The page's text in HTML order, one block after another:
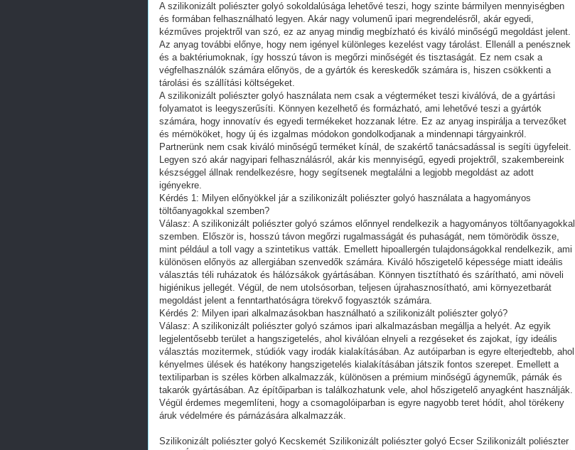
A szilikonizált poliészter golyó sokoldalúsága lehetővé teszi, hogy szinte bármilyen mennyiségben
és formában felhasználható legyen. Akár nagy volumenű ipari megrendelésről, akár egyedi,
kézműves projektről van szó, ez az anyag mindig megbízható és kiváló minőségű megoldást jelent.
Az anyag további előnye, hogy nem igényel különleges kezelést vagy tárolást. Ellenáll a penésznek
és a baktériumoknak, így hosszú távon is megőrzi minőségét és tisztaságát. Ez nem csak a
végfelhasználók számára előnyös, de a gyártók és kereskedők számára is, hiszen csökkenti a
tárolási és szállítási költségeket.
A szilikonizált poliészter golyó használata nem csak a végterméket teszi kiválóvá, de a gyártási
folyamatot is leegyszerűsíti. Könnyen kezelhető és formázható, ami lehetővé teszi a gyártók
számára, hogy innovatív és egyedi termékeket hozzanak létre. Ez az anyag inspirálja a tervezőket
és mérnököket, hogy új és izgalmas módokon gondolkodjanak a mindennapi tárgyainkról.
Partnerünk nem csak kiváló minőségű terméket kínál, de szakértő tanácsadással is segíti ügyfeleit.
Legyen szó akár nagyipari felhasználásról, akár kis mennyiségű, egyedi projektről, szakembereink
készséggel állnak rendelkezésre, hogy segítsenek megtalálni a legjobb megoldást az adott
igényekre.
Kérdés 1: Milyen előnyökkel jár a szilikonizált poliészter golyó használata a hagyományos
töltőanyagokkal szemben?
Válasz: A szilikonizált poliészter golyó számos előnnyel rendelkezik a hagyományos töltőanyagokkal
szemben. Először is, hosszú távon megőrzi rugalmasságát és puhaságát, nem tömörödik össze,
mint például a toll vagy a szintetikus vatták. Emellett hipoallergén tulajdonságokkal rendelkezik, ami
különösen előnyös az allergiában szenvedők számára. Kiváló hőszigetelő képessége miatt ideális
választás téli ruházatok és hálózsákok gyártásában. Könnyen tisztítható és szárítható, ami növeli
higiénikus jellegét. Végül, de nem utolsósorban, teljesen újrahasznosítható, ami környezetbarát
megoldást jelent a fenntarthatóságra törekvő fogyasztók számára.
Kérdés 2: Milyen ipari alkalmazásokban használható a szilikonizált poliészter golyó?
Válasz: A szilikonizált poliészter golyó számos ipari alkalmazásban megállja a helyét. Az egyik
legjelentősebb terület a hangszigetelés, ahol kiválóan elnyeli a rezgéseket és zajokat, így ideális
választás mozitermek, stúdiók vagy irodák kialakításában. Az autóiparban is egyre elterjedtebb, ahol
kényelmes ülések és hatékony hangszigetelés kialakításában játszik fontos szerepet. Emellett a
textiliparban is széles körben alkalmazzák, különösen a prémium minőségű ágyneműk, párnák és
takarók gyártásában. Az építőiparban is találkozhatunk vele, ahol hőszigetelő anyagként használják.
Végül érdemes megemlíteni, hogy a csomagolóiparban is egyre nagyobb teret hódít, ahol törékeny
áruk védelmére és párnázására alkalmazzák.
Szilikonizált poliészter golyó Kecskemét Szilikonizált poliészter golyó Ecser Szilikonizált poliészter